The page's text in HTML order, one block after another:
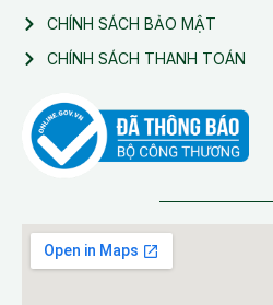
CHÍNH SÁCH BẢO MẬT
CHÍNH SÁCH THANH TOÁN